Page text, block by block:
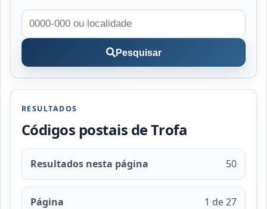
Pesquisar
RESULTADOS
Códigos postais de Trofa
Resultados nesta página 50
Página 1 de 27